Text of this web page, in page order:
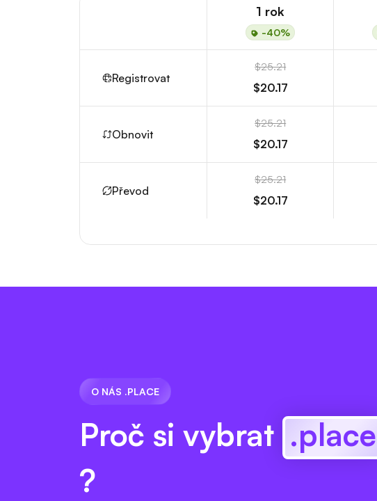
1 rok
-40%
Registrovat
$25.21
$20.17
Obnovit
$25.21
$20.17
Převod
$25.21
$20.17
O NÁS .PLACE
Proč si vybrat .place
?